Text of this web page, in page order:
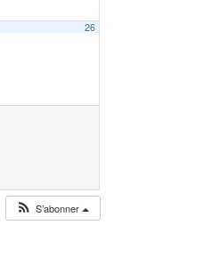
26
S’abonner